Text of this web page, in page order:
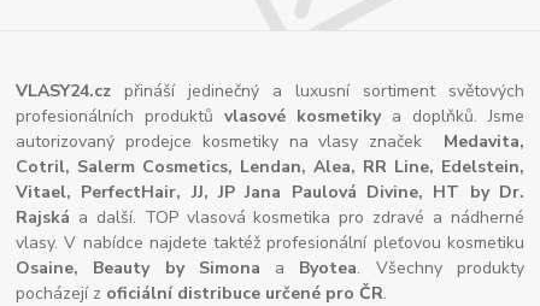
VLASY24.cz přináší jedinečný a luxusní sortiment světových
profesionálních produktůvlasové kosmetikya doplňků. Jsme
autorizovaný prodejce kosmetiky na vlasy značek Medavita,
Cotril, Salerm Cosmetics, Lendan, Alea, RR Line, Edelstein,
Vitael, PerfectHair, JJ, JP Jana Paulová Divine, HT by Dr.
Rajská a další. TOP vlasová kosmetika pro zdravé a nádherné
vlasy. V nabídce najdete taktéž profesionální pleťovou kosmetiku
Osaine, Beauty by Simona a Byotea. Všechny produkty
pocházejí z oficiální distribuce určené pro ČR.